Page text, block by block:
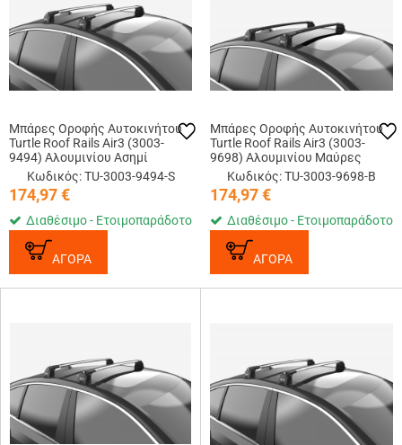
Μπάρες Οροφής Αυτοκινήτου
Turtle Roof Rails Air3 (3003-
9494) Αλουμινίου Ασημί
Κωδικός: TU-3003-9494-S
174,97€
Διαθέσιμο - Ετοιμοπαράδοτο
ΑΓΟΡΑ
Μπάρες Οροφής Αυτοκινήτου
Turtle Roof Rails Air3 (3003-
9698) Αλουμινίου Μαύρες
Κωδικός: TU-3003-9698-B
174,97€
Διαθέσιμο - Ετοιμοπαράδοτο
ΑΓΟΡΑ